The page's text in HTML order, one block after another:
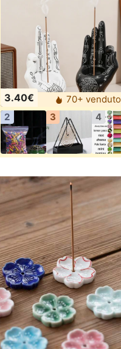
3.40€
70+ venduto
2
3 4